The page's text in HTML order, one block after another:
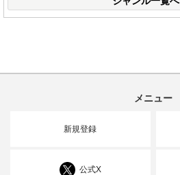
メニュー
新規登録
公式X